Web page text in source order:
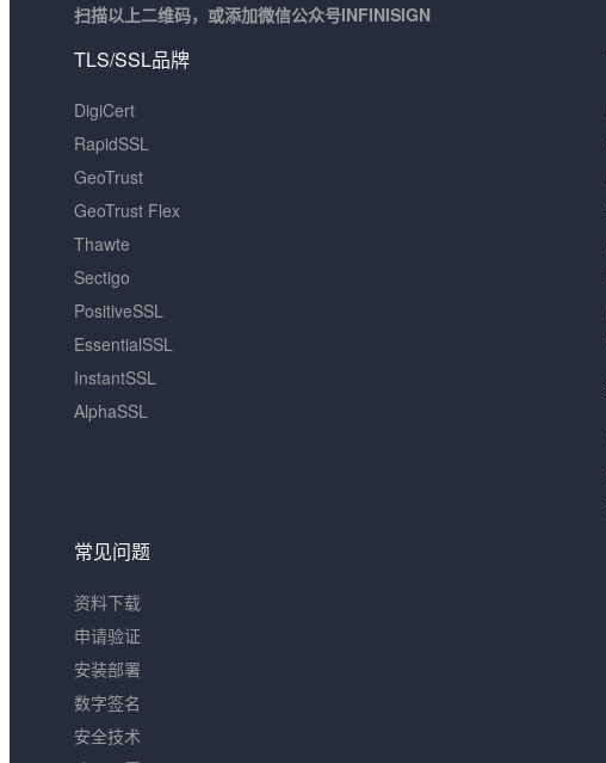
扫描以上二维码，或添加微信公众号INFINISIGN
TLS/SSL品牌
DigiCert
RapidSSL
GeoTrust
GeoTrust Flex
Thawte
Sectigo
PositiveSSL
EssentialSSL
InstantSSL
AlphaSSL
常见问题
资料下载
申请验证
安装部署
数字签名
安全技术